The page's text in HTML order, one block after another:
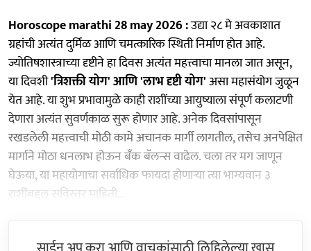
Horoscope marathi 28 may 2026 :उद्या २८ मे अवकाशात
ग्रहांची अत्यंत दुर्मिळ आणि चमत्कारिक स्थिती निर्माण होत आहे.
ज्योतिषशास्त्राच्या दृष्टीने हा दिवस अत्यंत महत्त्वाचा मानला जात असून,
या दिवशी'त्रिशक्ती योग' आणि 'लाभ दृष्टी योग'असा महासंयोग जुळून
येत आहे. या शुभ प्रभावामुळे काही राशींच्या आयुष्याला संपूर्ण कलाटणी
देणारा अत्यंत सुवर्णकाळ सुरू होणार आहे. अनेक दिवसांपासून
रखडलेली महत्त्वाची मोठी कामे अचानक मार्गी लागतील, तसेच अनपेक्षित
मार्गाने मोठा धनलाभ होऊन बँक बॅलन्स वाढेल. चला तर मग जाणून
घेऊया, या महायोगाचा सर्वाधिक फायदा होणाऱ्या त्या भाग्यवान ३
राशींबद्दल सविस्तर माहिती...